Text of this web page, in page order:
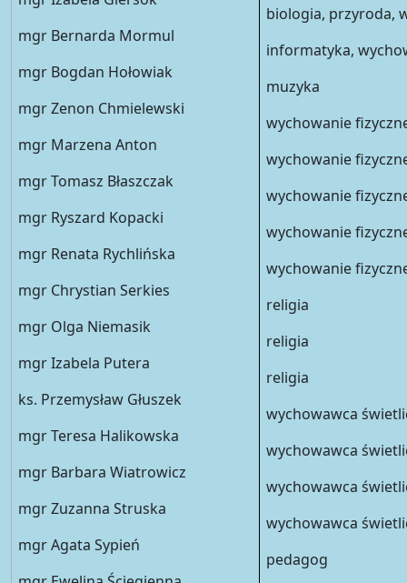
mgr Bernarda Mormul
mgr Bogdan Hołowiak
mgr Zenon Chmielewski
mgr Marzena Anton
mgr Tomasz Błaszczak
mgr Ryszard Kopacki
mgr Renata Rychlińska
mgr Chrystian Serkies
mgr Olga Niemasik
mgr Izabela Putera
ks. Przemysław Głuszek
mgr Teresa Halikowska
mgr Barbara Wiatrowicz
mgr Zuzanna Struska
mgr Agata Sypień
biologia, przyroda,
informatyka,
muzyka
wychowanie
wychowanie
wychowanie
wychowanie
wychowanie
religia
religia
religia
wychowawca
wychowawca
wychowawca
wychowawca
pedagog